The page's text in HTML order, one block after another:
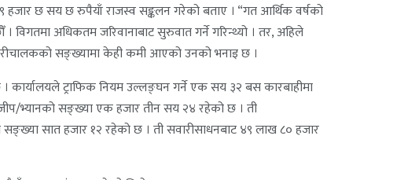
हजार छ सय छ रुपैयाँ राजस्व सङ्कलन गरेको बताए । “गत आर्थिक वर्षको
अधिकतम जरिवानाबाट सुरुवात गर्ने गरिन्थ्यो । तर, अहिले
सङ्ख्यामा केही कमी आएको उनको भनाइ छ ।
ट्राफिक नियम उल्लङ्घन गर्ने एक सय ३२ बस कारबाहीमा
भ्यानको सङ्ख्या एक हजार तीन सय २४ रहेको छ । ती
सात हजार १२ रहेको छ । ती सवारीसाधनबाट ४९ लाख ८० हजार